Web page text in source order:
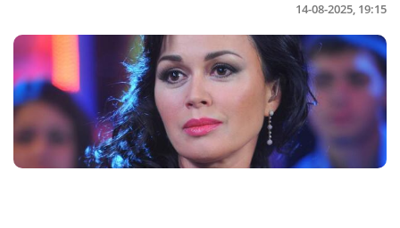
14-08-2025, 19:15